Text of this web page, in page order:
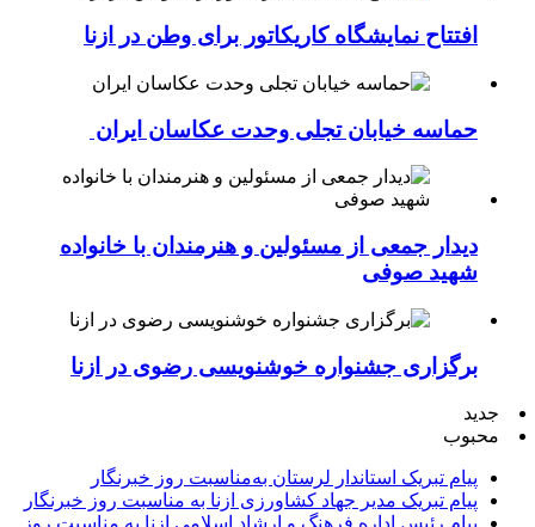
افتتاح نمایشگاه کاریکاتور برای وطن در ازنا
حماسه خیابان تجلی وحدت عکاسان ایران
دیدار جمعی از مسئولین و هنرمندان با خانواده
شهید صوفی
برگزاری جشنواره خوشنویسی رضوی در ازنا
جدید
محبوب
پیام تبریک استاندار لرستان به‌مناسبت روز خبرنگار
پیام تبریک مدیر جهاد کشاورزی ازنا به مناسبت روز خبرنگار